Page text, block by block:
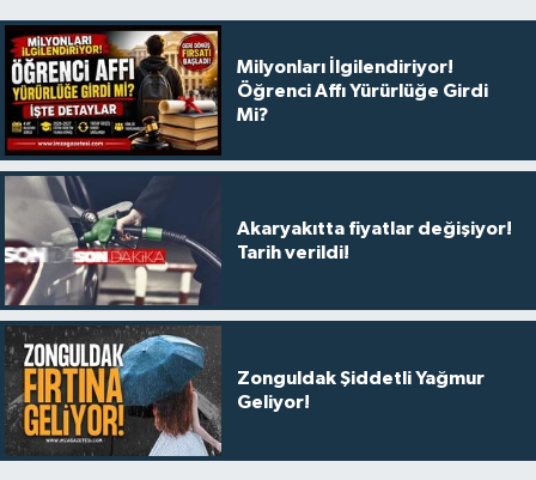
Milyonları İlgilendiriyor!
Öğrenci Affı Yürürlüğe Girdi
Mi?
Akaryakıtta fiyatlar değişiyor!
Tarih verildi!
Zonguldak Şiddetli Yağmur
Geliyor!